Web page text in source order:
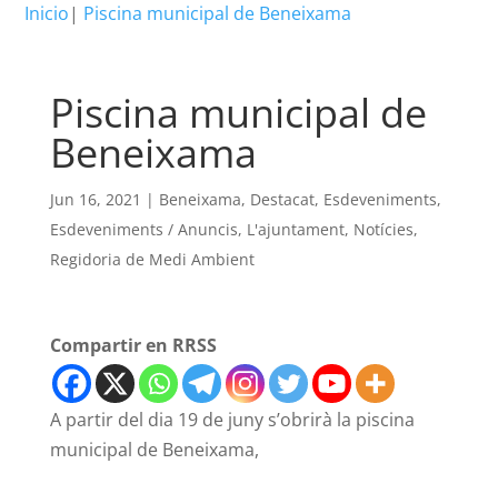
Inicio| Piscina municipal de Beneixama
Piscina municipal de
Beneixama
Jun 16, 2021 | Beneixama, Destacat, Esdeveniments,
Esdeveniments / Anuncis, L'ajuntament, Notícies,
Regidoria de Medi Ambient
Compartir en RRSS
A partir del dia 19 de juny s’obrirà la piscina
municipal de Beneixama,